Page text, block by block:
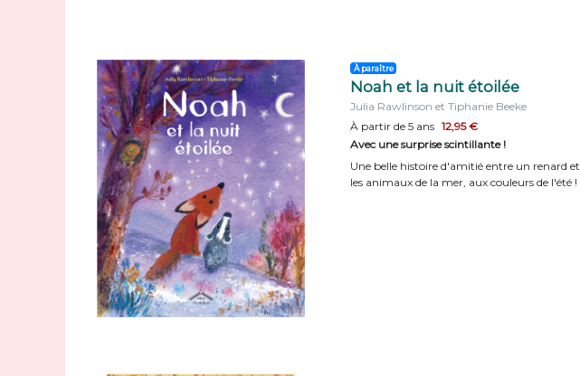
À paraître
Noah et la nuit étoilée
Julia Rawlinson et Tiphanie Beeke
À partir de 5 ans 12,95 €
Avec une surprise scintillante !
Une belle histoire d'amitié entre un renard et
les animaux de la mer, aux couleurs de l'été !